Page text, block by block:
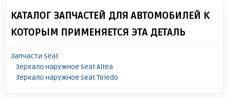
КАТАЛОГ ЗАПЧАСТЕЙ ДЛЯ АВТОМОБИЛЕЙ К
КОТОРЫМ ПРИМЕНЯЕТСЯ ЭТА ДЕТАЛЬ
Запчасти Seat
Зеркало наружное Seat Altea
Зеркало наружное Seat Toledo